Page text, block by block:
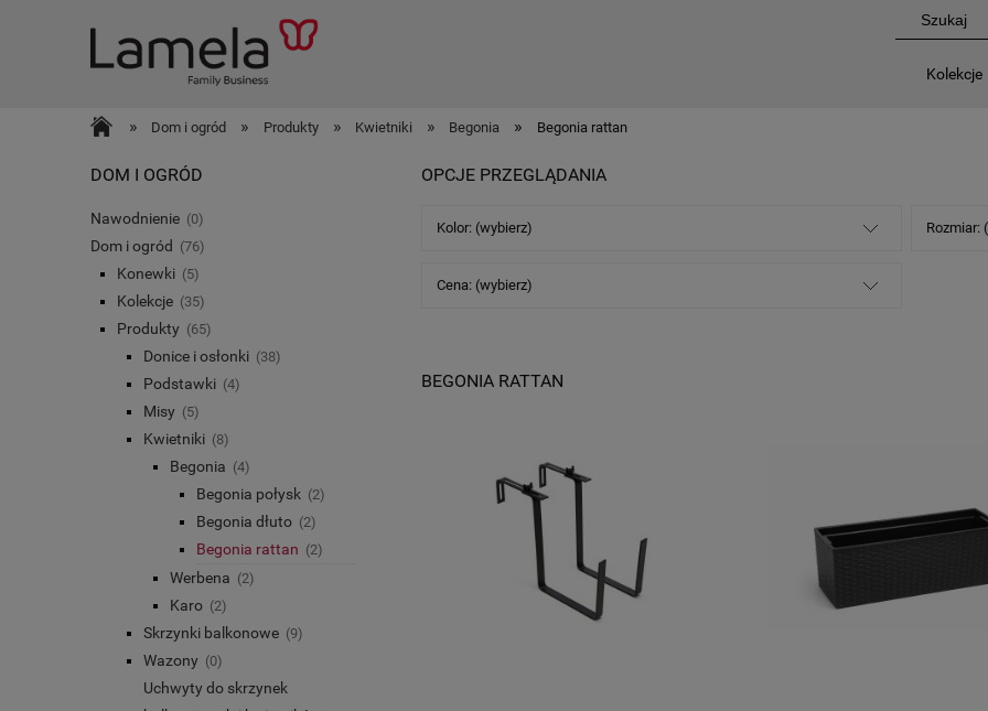
Kolekcje
» Dom i ogród » Produkty » Kwietniki » Begonia » Begonia rattan
DOM I OGRÓD
Nawodnienie (0)
Dom i ogród (76)
Konewki (5)
Kolekcje (35)
Produkty (65)
Donice i osłonki (38)
Podstawki (4)
Misy (5)
Kwietniki (8)
Begonia (4)
Begonia połysk (2)
Begonia dłuto (2)
Begonia rattan (2)
Werbena (2)
Karo (2)
Skrzynki balkonowe (9)
Wazony (0)
Uchwyty do skrzynek
OPCJE PRZEGLĄDANIA
Kolor: (wybierz) Rozmiar:
Cena: (wybierz)
BEGONIA RATTAN